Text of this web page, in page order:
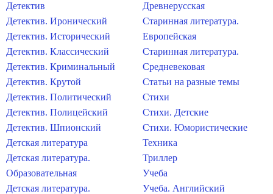
Детектив
Детектив. Иронический
Детектив. Исторический
Детектив. Классический
Детектив. Криминальный
Детектив. Крутой
Детектив. Политический
Детектив. Полицейский
Детектив. Шпионский
Детская литература
Детская литература.
Образовательная
Детская литература.
Древнерусская
Старинная литература.
Европейская
Старинная литература.
Средневековая
Статьи на разные темы
Стихи
Стихи. Детские
Стихи. Юмористические
Техника
Триллер
Учеба
Учеба. Английский